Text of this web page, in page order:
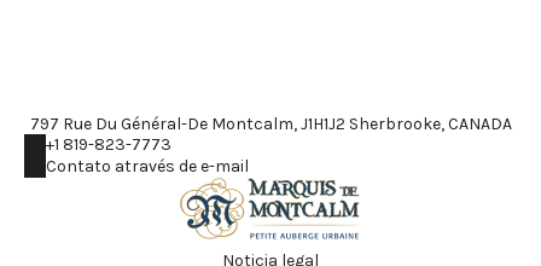
797 Rue Du Général-De Montcalm, J1H1J2 Sherbrooke, CANADA
+1 819-823-7773
Contato através de e-mail
Noticia legal